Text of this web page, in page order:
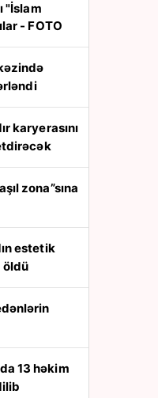
"İslam
- FOTO
öldü